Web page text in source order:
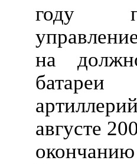
году
на
батареи
августе
окончанию